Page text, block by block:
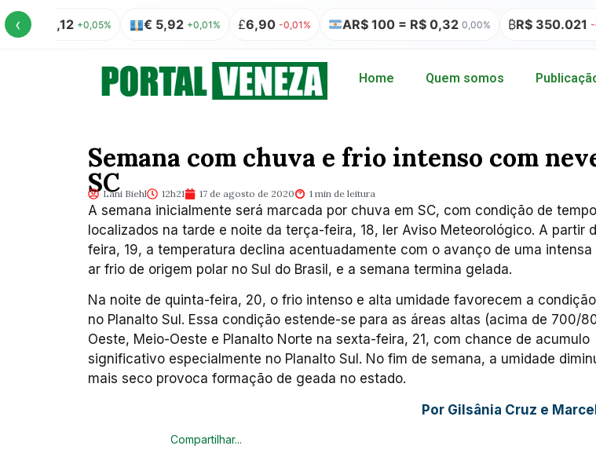
‹5,12 +0,05% € 5,92 +0,01% £ 6,90 -0,01% AR$ 100 = R$ 0,32 0,00% ₿ R$ 350.021 -0,21%
Home Quem somos
Semana com chuva e frio intenso com
SCLani Biehl 12h21 17 de agosto de 2020 1 min de leitura
A semana inicialmente será marcada por chuva em SC, com condição de
localizados na tarde e noite da terça-feira, 18, ler Aviso Meteorológico. A partir
feira, 19, a temperatura declina acentuadamente com o avanço de uma intensa
ar frio de origem polar no Sul do Brasil, e a semana termina gelada.
Na noite de quinta-feira, 20, o frio intenso e alta umidade favorecem a
no Planalto Sul. Essa condição estende-se para as áreas altas (acima de 700/
Oeste, Meio-Oeste e Planalto Norte na sexta-feira, 21, com chance de acumulo
significativo especialmente no Planalto Sul. No fim de semana, a umidade
mais seco provoca formação de geada no estado.
Por Gilsânia Cruz e
Compartilhar...